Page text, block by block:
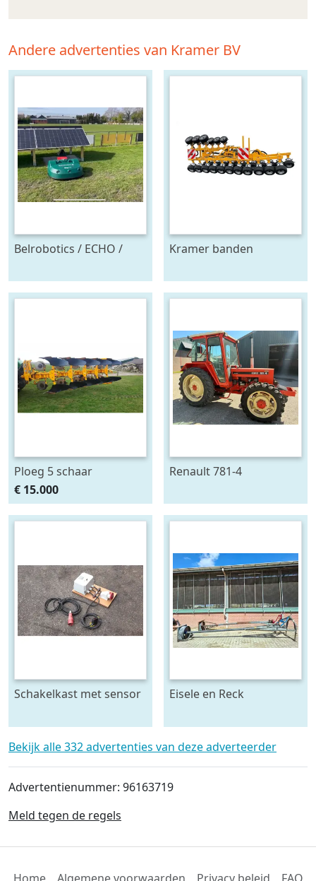
Andere advertenties van Kramer BV
Belrobotics / ECHO /
leverancier
zonnepanelen accu
Kramer banden
Ploeg 5 schaar
RUMPTSTAD RPV 140 -
480V4 + 1
€ 15.000
Renault 781-4
Schakelkast met sensor
Eisele en Reck
kast 70 x 70 raam - beide
5 meter lang
Bekijk alle 332 advertenties van deze adverteerder
Advertentienummer: 96163719
Meld tegen de regels